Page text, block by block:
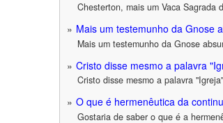
Chesterton, mais um Vaca Sagrada
Mais um testemunho da Gnose
Mais um testemunho da Gnose
Cristo disse mesmo a palavra
Cristo disse mesmo a palavra
O que é hermenêutica da
Gostaria de saber o que é a